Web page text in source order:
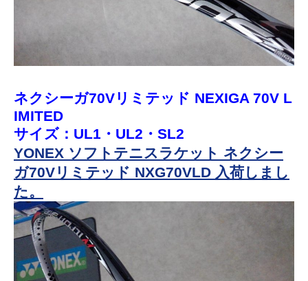
ネクシーガ70Vリミテッド NEXIGA 70V L
IMITED
サイズ：UL1・UL2・SL2
YONEX ソフトテニスラケット ネクシー
ガ70Vリミテッド NXG70VLD 入荷しまし
た。